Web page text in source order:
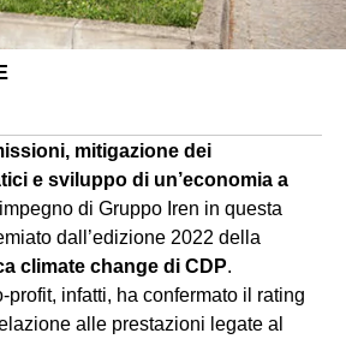
mitigazione dei
e sviluppo di un’economia a
di Gruppo Iren in questa
dall’edizione 2022 della
climate change di CDP
profit, infatti, ha confermato il rating
alle prestazioni legate al